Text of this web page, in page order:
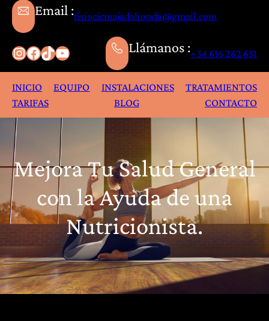
Email :fisiocicmajadahonda@gmail.com
Instagram
Facebook
TikTokYouTube Llámanos :+34 616 262 651
INICIO EQUIPO INSTALACIONES
TRATAMIENTOS
TARIFAS
BLOG CONTACTO
Mejora Tu Salud General
con la Ayuda de una
Nutricionista.